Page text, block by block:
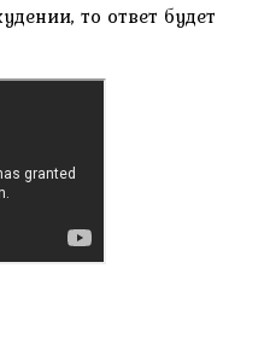
то ответ будет